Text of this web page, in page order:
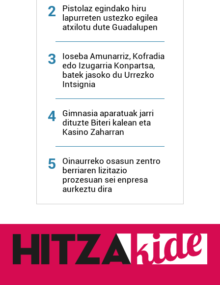
2
Pistolaz egindako hiru
lapurreten ustezko egilea
atxilotu dute Guadalupen
3
Ioseba Amunarriz, Kofradia
edo Izugarria Konpartsa,
batek jasoko du Urrezko
Intsignia
4
Gimnasia aparatuak jarri
dituzte Biteri kalean eta
Kasino Zaharran
5
Oinaurreko osasun zentro
berriaren lizitazio
prozesuan sei enpresa
aurkeztu dira